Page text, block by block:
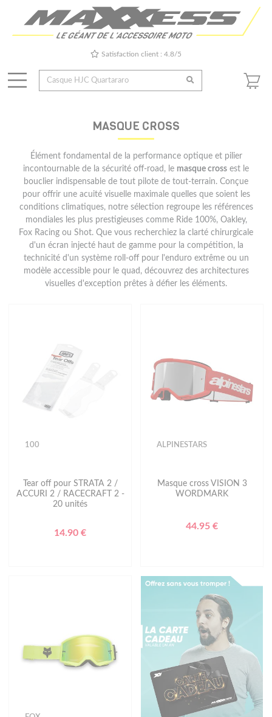
Satisfaction client : 4.8/5
MASQUE CROSS
Élément fondamental de la performance optique et pilier
incontournable de la sécurité off-road, le masque cross est le
bouclier indispensable de tout pilote de tout-terrain. Conçue
pour offrir une acuité visuelle maximale quelles que soient les
conditions climatiques, notre sélection regroupe les références
mondiales les plus prestigieuses comme Ride 100%, Oakley,
Fox Racing ou Shot. Que vous recherchiez la clarté chirurgicale
d'un écran injecté haut de gamme pour la compétition, la
technicité d'un système roll-off pour l'enduro extrême ou un
modèle accessible pour le quad, découvrez des architectures
visuelles d'exception prêtes à défier les éléments.
100
Tear off pour STRATA 2 /
ACCURI 2 / RACECRAFT 2 -
20 unités
14.90 €
ALPINESTARS
Masque cross VISION 3
WORDMARK
44.95 €